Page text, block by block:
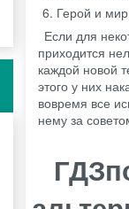
Герой и
Если для
приходится
каждой новой
этого у них
вовремя все
нему за